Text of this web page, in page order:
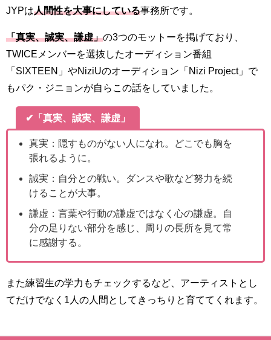
JYPは人間性を大事にしている事務所です。
「真実、誠実、謙虚」の3つのモットーを掲げており、
TWICEメンバーを選抜したオーディション番組
「SIXTEEN」やNiziUのオーディション「Nizi Project」で
もパク・ジニョンが自らこの話をしていました。
✔「真実、誠実、謙虚」
真実：隠すものがない人になれ。どこでも胸を
張れるように。
誠実：自分との戦い。ダンスや歌など努力を続
けることが大事。
謙虚：言葉や行動の謙虚ではなく心の謙虚。自
分の足りない部分を感じ、周りの長所を見て常
に感謝する。
また練習生の学力もチェックするなど、アーティストとし
てだけでなく1人の人間としてきっちりと育ててくれます。